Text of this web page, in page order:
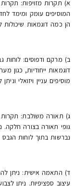
א) תקרות מזויפות: תקרות
המוסיפים עומק ומימד
הן כמה דוגמאות
ב) מרקם ודפוסים: לוחות
דוגמאות ייחודיות, כגון
מוסיפים עניין ויזואלי
ג) תאורה משולבת:
נברשות בתוך לוחות הגבס
ד) התאמה אישית: ניתן
עיצוב ספציפיות. ניתן